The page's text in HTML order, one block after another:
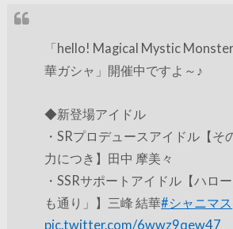
「hello! Magical Mystic
華ガシャ」開催中ですよ～♪
◆新登場アイドル
・SRプロデュースアイドル【そ
力につき】田中 摩美々
・SSRサポートアイドル【ハロ
も通り」】三峰 結華#シャニマス
pic.twitter.com/6wwz9qew47